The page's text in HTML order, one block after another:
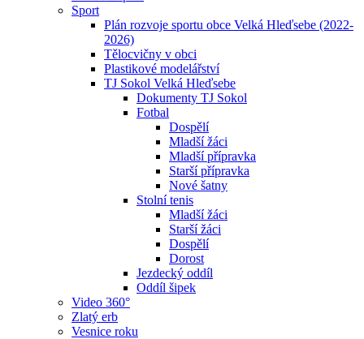
Sport
Plán rozvoje sportu obce Velká Hleďsebe (2022-
2026)
Tělocvičny v obci
Plastikové modelářství
TJ Sokol Velká Hleďsebe
Dokumenty TJ Sokol
Fotbal
Dospělí
Mladší žáci
Mladší přípravka
Starší přípravka
Nové šatny
Stolní tenis
Mladší žáci
Starší žáci
Dospělí
Dorost
Jezdecký oddíl
Oddíl šipek
Video 360°
Zlatý erb
Vesnice roku